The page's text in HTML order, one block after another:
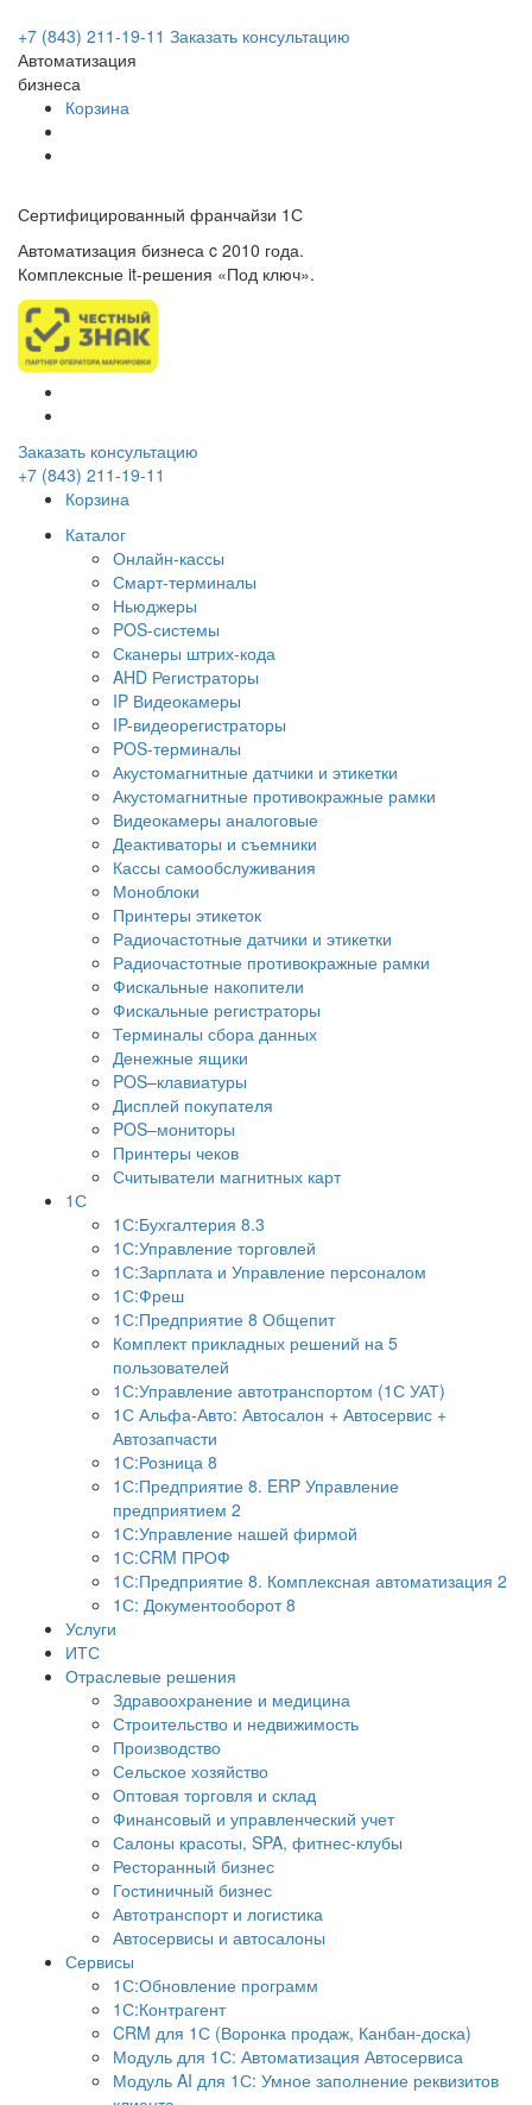
+7 (843) 211-19-11 Заказать консультацию
Автоматизация
бизнеса
Корзина
Сертифицированный франчайзи 1С
Автоматизация бизнеса c 2010 года.
Комплексные it-решения «Под ключ».
Заказать консультацию
+7 (843) 211-19-11
Корзина
Каталог
Онлайн-кассы
Смарт-терминалы
Ньюджеры
POS-системы
Сканеры штрих-кода
AHD Регистраторы
IP Видеокамеры
IP-видеорегистраторы
POS-терминалы
Акустомагнитные датчики и этикетки
Акустомагнитные противокражные рамки
Видеокамеры аналоговые
Деактиваторы и съемники
Кассы самообслуживания
Моноблоки
Принтеры этикеток
Радиочастотные датчики и этикетки
Радиочастотные противокражные рамки
Фискальные накопители
Фискальные регистраторы
Терминалы сбора данных
Денежные ящики
POS–клавиатуры
Дисплей покупателя
POS–мониторы
Принтеры чеков
Считыватели магнитных карт
1С
1С:Бухгалтерия 8.3
1С:Управление торговлей
1С:Зарплата и Управление персоналом
1С:Фреш
1С:Предприятие 8 Общепит
Комплект прикладных решений на 5
пользователей
1С:Управление автотранспортом (1С УАТ)
1С Альфа-Авто: Автосалон + Автосервис +
Автозапчасти
1С:Розница 8
1С:Предприятие 8. ERP Управление
предприятием 2
1С:Управление нашей фирмой
1С:CRM ПРОФ
1С:Предприятие 8. Комплексная автоматизация 2
1С: Документооборот 8
Услуги
ИТС
Отраслевые решения
Здравоохранение и медицина
Строительство и недвижимость
Производство
Сельское хозяйство
Оптовая торговля и склад
Финансовый и управленческий учет
Салоны красоты, SPA, фитнес-клубы
Ресторанный бизнес
Гостиничный бизнес
Автотранспорт и логистика
Автосервисы и автосалоны
Сервисы
1С:Обновление программ
1С:Контрагент
CRM для 1С (Воронка продаж, Канбан-доска)
Модуль для 1С: Автоматизация Автосервиса
Модуль AI для 1С: Умное заполнение реквизитов